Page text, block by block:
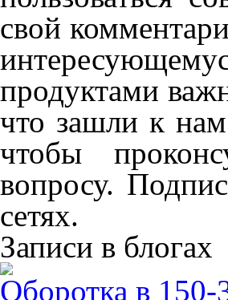
свой
продуктами
что зашли к
чтобы
вопросу.
сетях.
Записи в блогах
Оборотка в 150-